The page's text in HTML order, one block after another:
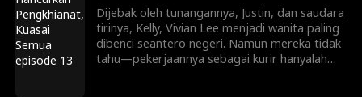
Dijebak oleh tunangannya, Justin, dan saudara
tirinya, Kelly, Vivian Lee menjadi wanita paling
dibenci seantero negeri. Namun mereka tidak
tahu—pekerjaannya sebagai kurir hanyalah